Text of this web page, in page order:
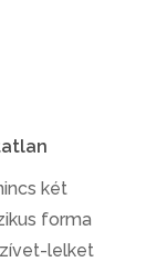
két
forma
lelket